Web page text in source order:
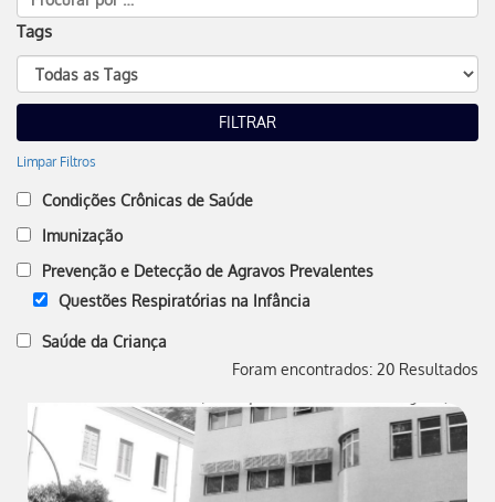
Tags
Limpar Filtros
Condições Crônicas de Saúde
Imunização
Prevenção e Detecção de Agravos Prevalentes
Questões Respiratórias na Infância
Saúde da Criança
Foram encontrados: 20 Resultados